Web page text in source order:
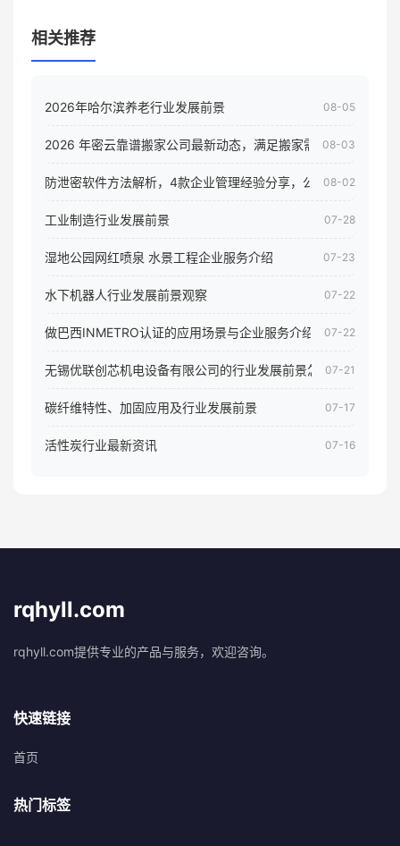
相关推荐
2026年哈尔滨养老行业发展前景 08-05
2026 年密云靠谱搬家公司最新动态，满足搬家需求！08-03
防泄密软件方法解析，4款企业管理经验分享，公司员工电脑核
08-02
工业制造行业发展前景 07-28
湿地公园网红喷泉 水景工程企业服务介绍 07-23
水下机器人行业发展前景观察 07-22
做巴西INMETRO认证的应用场景与企业服务介绍 07-22
无锡优联创芯机电设备有限公司的行业发展前景怎样07-21
碳纤维特性、加固应用及行业发展前景 07-17
活性炭行业最新资讯 07-16
rqhyll.com
rqhyll.com提供专业的产品与服务，欢迎咨询。
快速链接
首页
热门标签